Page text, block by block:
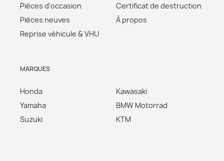
Pièces d'occasion
Pièces neuves
Reprise véhicule & VHU
Certificat de destruction
À propos
MARQUES
Honda
Yamaha
Suzuki
Kawasaki
BMW Motorrad
KTM